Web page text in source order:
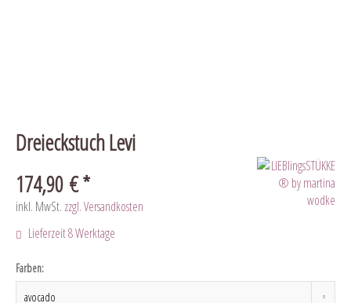
Dreieckstuch Levi
174,90 € *
inkl. MwSt. zzgl. Versandkosten
Lieferzeit 8 Werktage
Farben: